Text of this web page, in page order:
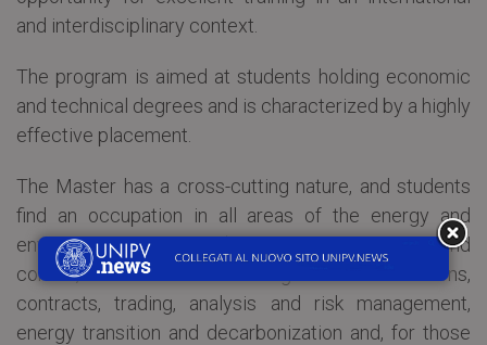
and interdisciplinary context.
The program is aimed at students holding economic
and technical degrees and is characterized by a highly
effective placement.
The Master has a cross-cutting nature, and students
find an occupation in all areas of the energy and
environmental sector (administration, finance and
control, international strategies and relations,
contracts, trading, analysis and risk management,
energy transition and decarbonization and, for those